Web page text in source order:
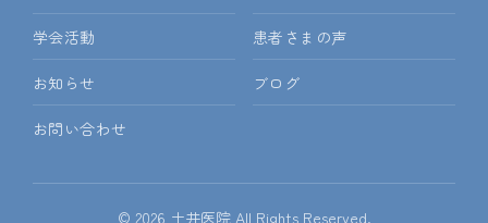
学会活動 患者さまの声
お知らせ ブログ
お問い合わせ
© 2026 土井医院 All Rights Reserved.